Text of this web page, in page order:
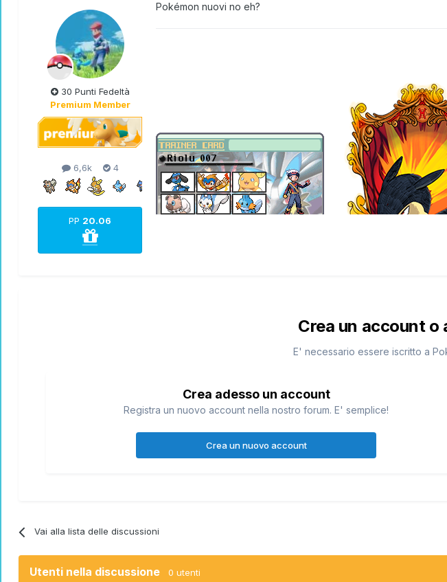
30 Punti Fedeltà
Premium Member
6,6k 4
PP 20.06
Pokémon nuovi no eh?
Project X: Sede e membri del Club fatto da @Taka (io sarei il Riolu sul
Ruolo in Project X
Crea un account o
E' necessario essere iscritto a
Crea adesso un account
Registra un nuovo account nella nostro forum. E' semplice!
Crea un nuovo account
Vai alla lista delle discussioni
Utenti nella discussione 0 utenti